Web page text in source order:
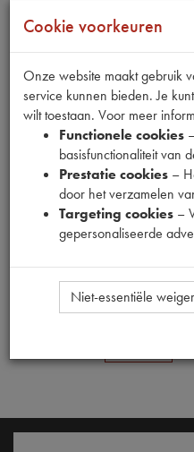
Product niet
METAAL BORD CITROEN
Naam
E-mailadres
:
Cookie voorkeuren
Onze website maakt gebruik
service kunnen bieden. Je
wilt toestaan. Voor meer
Functionele cookies
basisfunctionaliteit van
Prestatie cookies –
door het verzamelen
Targeting cookies –
gepersonaliseerde
Niet-essentiële